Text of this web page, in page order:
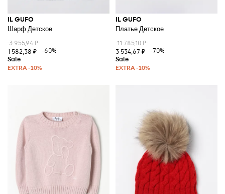
IL GUFO
Шарф Детское
3 955,94 ₽
1 582,38 ₽
-60%
IL GUFO
Платье Детское
11 785,10 ₽
3 534,67 ₽
-70%